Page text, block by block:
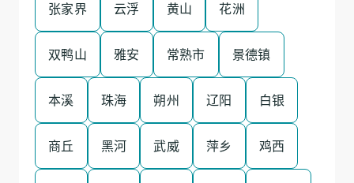
张家界 云浮 黄山 花洲
双鸭山 雅安 常熟市 景德镇
本溪 珠海 朔州 辽阳 白银
商丘 黑河 武威 萍乡 鸡西